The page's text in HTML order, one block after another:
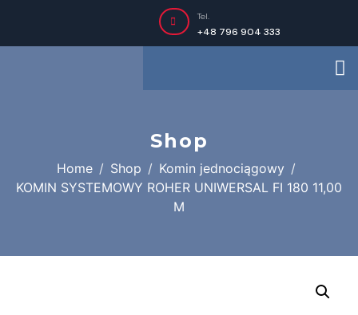
+48 796 904 333
Tel.
Shop
Home Shop
Komin jednociągowy
KOMIN SYSTEMOWY ROHER UNIWERSAL FI 180 11,00
M